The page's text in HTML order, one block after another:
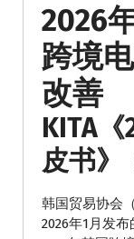
2026
跨境
改善
KITA
皮书》
韩国贸易协会
2026年1月发